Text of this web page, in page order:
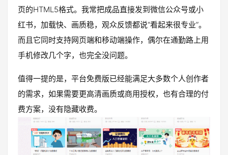
页的HTML5格式。我常把成品直接发到微信公众号或小
红书，加载快、画质稳，观众反馈都说“看起来很专业”。
而且它同时支持网页端和移动端操作，偶尔在通勤路上用
手机修改几个字，也完全没问题。
值得一提的是，平台免费版已经能满足大多数个人创作者
的需求，如果需要更高清画质或商用授权，也有合理的付
费方案，没有隐藏收费。